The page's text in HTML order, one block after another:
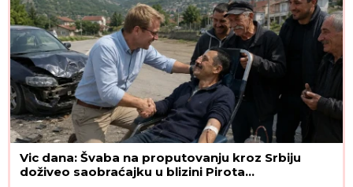
Vic dana: Švaba na proputovanju kroz Srbiju
doživeo saobraćajku u blizini Pirota...